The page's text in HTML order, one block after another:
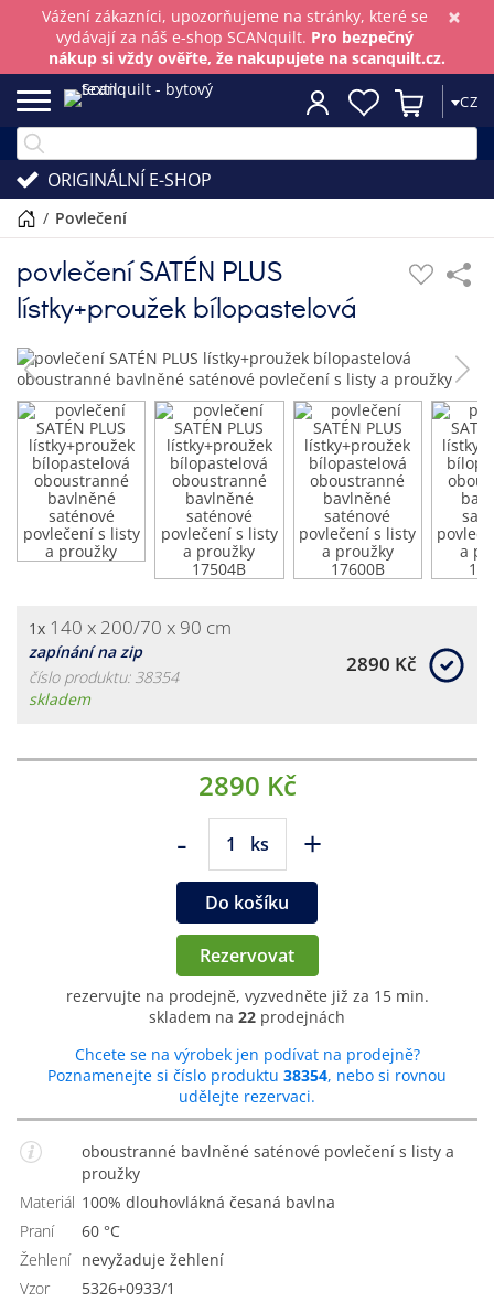
×
Vážení zákazníci, upozorňujeme na stránky, které se
vydávají za náš e-shop SCANquilt. Pro bezpečný
nákup si vždy ověřte, že nakupujete na scanquilt.cz.
CZ
ORIGINÁLNÍ E-SHOP
/ povlečení
povlečení SATÉN PLUS
lístky+proužek bílopastelová
1x 140 x 200/70 x 90 cm
zapínání na zip
číslo produktu: 38354
skladem
2890 Kč
2890 Kč
- ks +
Do košíku
Rezervovat
rezervujte na prodejně, vyzvedněte již za 15 min.
skladem na 22 prodejnách
Chcete se na výrobek jen podívat na prodejně?
Poznamenejte si číslo produktu 38354, nebo si rovnou
udělejte rezervaci.
oboustranné bavlněné saténové povlečení s listy a
proužky
Materiál
100% dlouhovlákná česaná bavlna
Praní
60 °C
Žehlení
Nevyžaduje žehlení
Vzor
5326+0933/1